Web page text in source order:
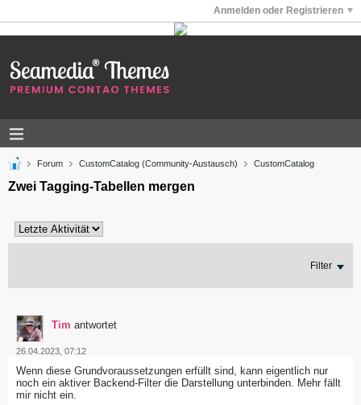
Anmelden oder Registrieren
Forum CustomCatalog (Community-Austausch) CustomCatalog
Zwei Tagging-Tabellen mergen
Filter
Tim antwortet
26.04.2023, 07:12
Wenn diese Grundvoraussetzungen erfüllt sind, kann eigentlich nur
noch ein aktiver Backend-Filter die Darstellung unterbinden. Mehr fällt
mir nicht ein.